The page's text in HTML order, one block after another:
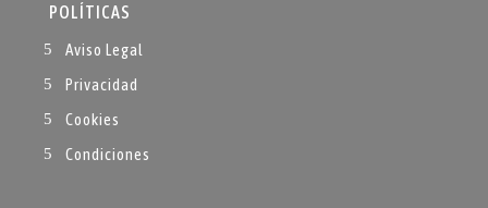
POLÍTICAS
Aviso Legal
Privacidad
Cookies
Condiciones